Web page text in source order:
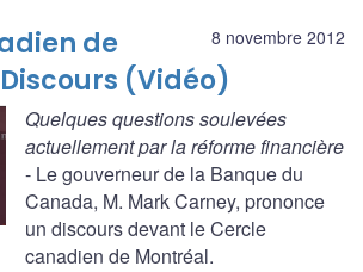
8 novembre 2012
de
(Vidéo)
Quelques questions soulevées
actuellement par la réforme financière
- Le gouverneur de la Banque du
Canada, M. Mark Carney, prononce
un discours devant le Cercle
canadien de Montréal.